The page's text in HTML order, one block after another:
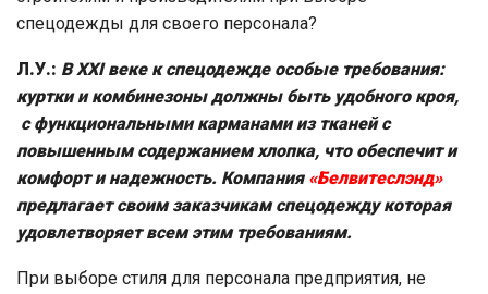
спецодежды для своего персонала?
Л.У.: В ХХI веке к спецодежде особые требования:
куртки и комбинезоны должны быть удобного кроя,
с функциональными карманами из тканей с
повышенным содержанием хлопка, что обеспечит и
комфорт и надежность. Компания «Белвитеслэнд»
предлагает своим заказчикам спецодежду которая
удовлетворяет всем этим требованиям.
При выборе стиля для персонала предприятия, не